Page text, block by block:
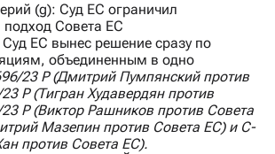
(g): Суд ЕС ограничил
подход Совета ЕС
ЕС вынес решение сразу по
объединенным в одно
23 P(Дмитрий Пумпянский против
P(Тигран Худавердян против
P(Виктор Рашников против Совета
Мазепин против Совета ЕС) и C-
против Совета ЕС).